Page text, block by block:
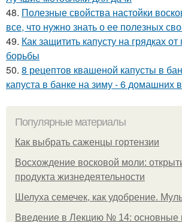
48. Полезные свойства настойки
все, что нужно знать о ее полезных
49. Как защитить капусту на грядках
борьбы
50. 8 рецептов квашеной капусты в
капуста в банке на зиму - 6 домашних
Популярные материалы
Как выбрать саженцы гортензии
Восхождение восковой моли:
продукта жизнедеятельности
Шелуха семечек, как удобрение.
Введение в Лекцию № 14: основные